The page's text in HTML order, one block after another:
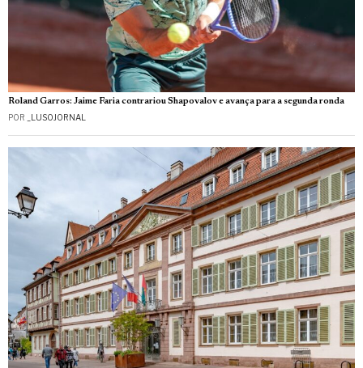
Roland Garros: Jaime Faria contrariou Shapovalov e avança para a segunda ronda
POR _LUSOJORNAL